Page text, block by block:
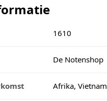
1610
De Notenshop
Afrika, Vietnam